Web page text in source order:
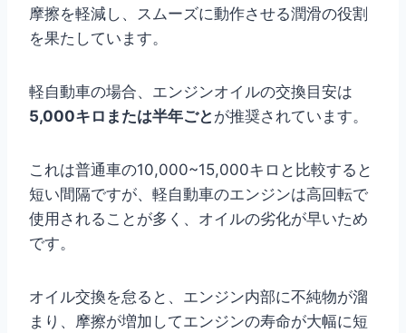
摩擦を軽減し、スムーズに動作させる潤滑の役割
を果たしています。
軽自動車の場合、エンジンオイルの交換目安は
5,000キロまたは半年ごと が推奨されています。
これは普通車の10,000~15,000キロと比較すると
短い間隔ですが、軽自動車のエンジンは高回転で
使用されることが多く、オイルの劣化が早いため
です。
オイル交換を怠ると、エンジン内部に不純物が溜
まり、摩擦が増加してエンジンの寿命が大幅に短